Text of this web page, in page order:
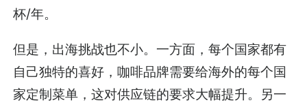
杯/年。
但是，出海挑战也不小。一方面，每个国家都有
自己独特的喜好，咖啡品牌需要给海外的每个国
家定制菜单，这对供应链的要求大幅提升。另一